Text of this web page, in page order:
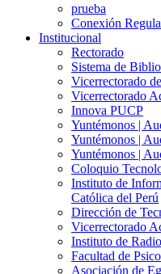
prueba
Conexión
Institucional
Rectorado
Sistema de
Vicerrectorado
Vicerrectorado
Innova PUCP
Yuntémonos |
Yuntémonos |
Yuntémonos |
Coloquio
Instituto de
Católica del Perú
Dirección de
Vicerrectorado
Instituto de
Facultad de
Asociación de